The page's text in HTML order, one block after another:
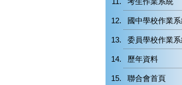
國中學校作業
委員學校作業
歷年資料
聯合會首頁